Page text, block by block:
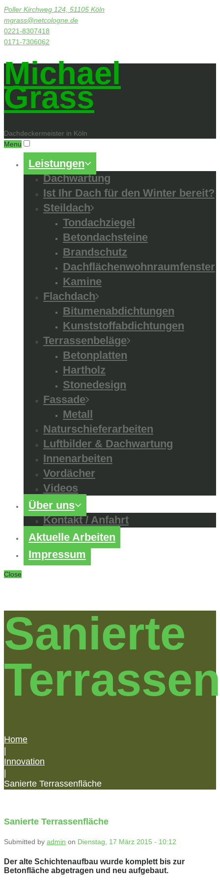
Poller Kirchweg 124, 51105 Köln
mgrass@netcologne.de
0221-8307418
0171-7306062
Michael
Grass
Dachdeckermeister in Köln
Menu
Leistungen
Dachwartung
Ist Ihr Dach für den Winter bereit?
Steildach
Tondachziegel
Betondachsteine
Brandschutz
Dachflächenwohnraumfenster
Kamine
Flachdach
Bitumenabdichtungen
Kunststoffabdichtungen
Terrassenbeläge
Betonplatten
Hartholz
Stonedesign
Fassade
Metall
Naturschieferarbeiten
Luftbilder & Dachwartung
Innenarbeiten
Vordächer
Videos
Über uns
Kontakt / Anfahrt
Aktuelle Arbeiten
Impressum
Close
Sanierte
Home
Innovation
Sanierte Terrassenfläche
Sanierte Terrassenfläche
Submitted by admin on Dienstag, 17 März 2015 - 10:12
Der alte Schichtenaufbau wurde komplett bis zur
Betonfläche abgetragen und neu aufgebaut.